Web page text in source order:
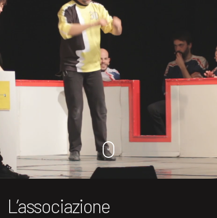
L’associazione